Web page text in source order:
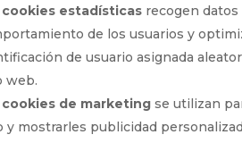
cookies estadísticas recogen
de los usuarios y
de usuario asignada
web.
cookies de marketing se utilizan
y mostrarles publicidad